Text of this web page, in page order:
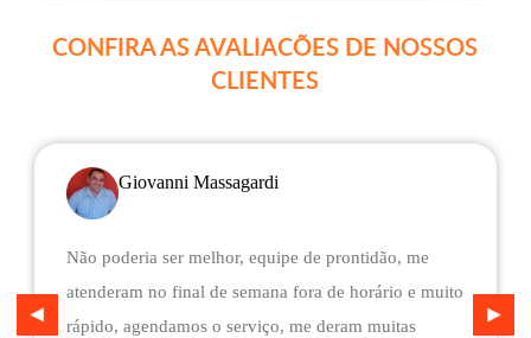
CONFIRA AS AVALIACÕES DE NOSSOS
CLIENTES
Giovanni Massagardi
Não poderia ser melhor, equipe de prontidão, me
atenderam no final de semana fora de horário e muito
rápido, agendamos o serviço, me deram muitas